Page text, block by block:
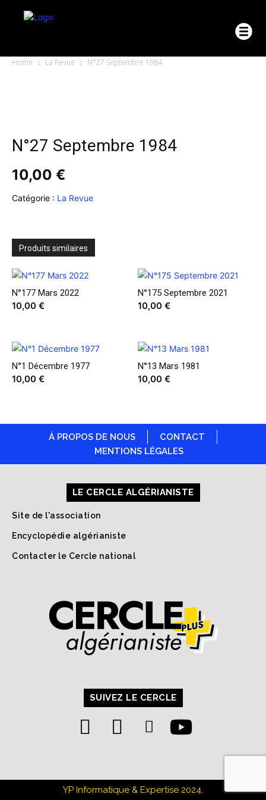
Home La Revue N°27 Septembre 1984
N°27 Septembre 1984
10,00 €
Catégorie : La Revue
Produits similaires
N°177 Mars 2022
10,00 €
N°175 Septembre 2021
10,00€
N°1 Décembre 1977
10,00 €
N°13 Mars 1981
10,00€
À PROPOS DE NOUS
CONTACT
MENTIONS LÉGALES
LE CERCLE ALGÉRIANISTE
Site de l'association
Encyclopédie algérianiste
Contacter le Cercle national
SUIVEZ LE CERCLE
YP Informatique & Expertise 2024.